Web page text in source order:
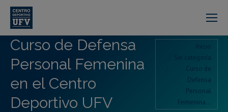
Curso de Defensa
Personal Femenina
en el Centro
Deportivo UFV
Inicio
Sin categoría
Curso de
Defensa
Personal
Femenina…